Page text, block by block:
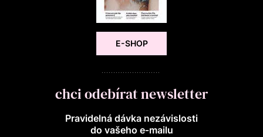
E-SHOP
chci odebírat newsletter
Pravidelná dávka nezávislosti
do vašeho e‑mailu